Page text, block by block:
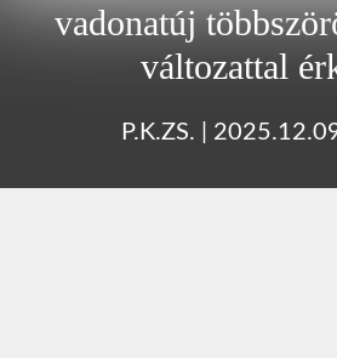
vadonatúj
változattal
P.K.ZS.